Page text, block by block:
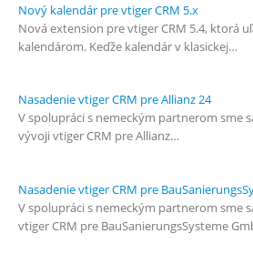
Nový kalendár pre vtiger CRM 5.x
Nová extension pre vtiger CRM 5.4, ktorá
kalendárom. Keďže kalendár v klasickej…
Nasadenie vtiger CRM pre Allianz 24
V spolupráci s nemeckým partnerom sme
vývoji vtiger CRM pre Allianz…
Nasadenie vtiger CRM pre
V spolupráci s nemeckým partnerom sme
vtiger CRM pre BauSanierungsSysteme